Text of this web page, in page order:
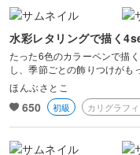
水彩レタリングで描く
たった6色のカラーペンで描
し、季節ごとの飾りつけがも
ほんぶさとこ
650 初級 カリグラフ